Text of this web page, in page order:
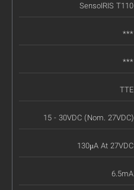
SensoIRIS T110
***
***
TTE
15 - 30VDC (Nom. 27VDC)
130μA At 27VDC
6.5mA